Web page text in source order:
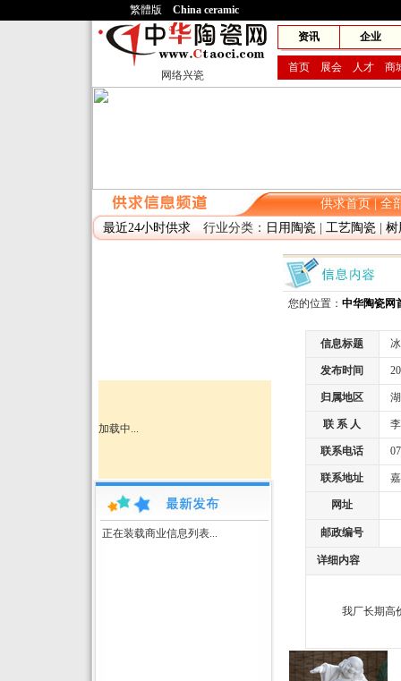
繁體版 China ceramic
网络兴瓷
资讯 企业
首页 展会 人才 商
供求首页|全
最近24小时供求行业分类： 日用陶瓷| 工艺陶瓷| 树
加载中...
正在装载商业信息列表...
您的位置： 中华陶瓷网
信息标题 冰
发布时间
归属地区 湖
联 系 人 李
联系电话
联系地址 嘉
网址
邮政编号
详细内容
我厂长期高价